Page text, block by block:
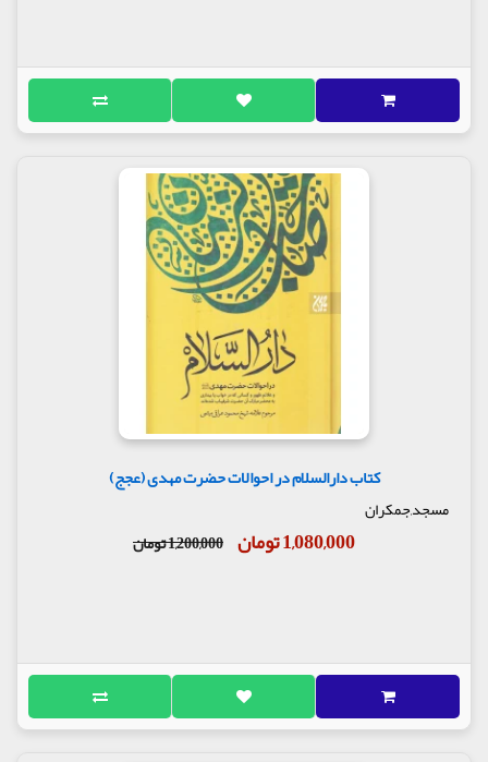
آن حضرت را بگیرند تا حکومت جهانی از دست استکبار
جهانی بیرون آید و در دستِ صالحان قرار گیرد که این کار
با نهضت هایِ اسلامی عمیق و پی گیر قابلِ اجرا است.
دروغگو که از معتقداتِ مذهبی مردم سوء استفاده کرده
و در طول تاریخ خود را همان مهدی موعود خوانده اند،
شناخته شوند و رسوا گردند.
3- اهمیتِ سخن گفتن از مهدی عجّل اللَّه تعالی فرجه
الشّریف و انقلابَش که امیدِ همه مردم جهان در تاریخ
است، عاملی است تا قلب ها و روح ها به نامِ نامیِ آن
حضرت سرشار از امید و توجّه به آینده گردد، و مؤمنان و
مستضعفان بدانند که خداوند آنها را به خودشان واگذار
نکرده؛ بلکه به وسیله حجّت بر حق خود که رهبری
معصوم است، پشتیبانِ آنهاست و با چنین پشتیبانی ای از
هیچ چیز و هیچ کس نهراسند و تحتِ رهبریِ او به پیش
روند و دریابند که در طولِ زمانِ غیبت، با توجّه به اوصافِ
او، که چه کسی می تواند به نیابت عام آن حضرت، زمامِ
امور و رهبری را به دست گیرد. رهبری که باید نزدیک
ترین فرد به این خصوصیات و اوصاف بوده و به عنوان
ولایت فقیه مردم را رهبری کند.
حال اگر این خصوصیات ذکر نمی شد و این همه اهمیت
نکته 1 چرا این همه سخن از مهدی علیه السلام
چرا از حضرت مهدی عجّل اللَّه تعالی فرجه الشّریف آن همه
سخن به میان آمده است؟
کتاب دارالسلام در احوالات حضرت مهدی (عجج)
مسجد,جمکران
1,080,000 تومان 1,200,000 تومان